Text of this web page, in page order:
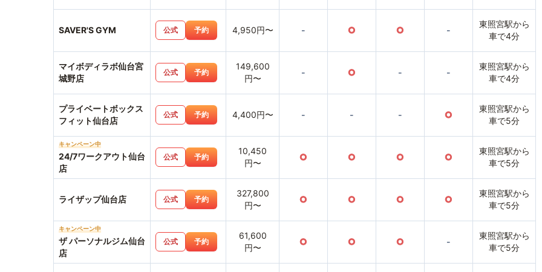
SAVER'S GYM 公式 予約 4,950円〜 - ○ ○ -
東照宮駅から
車で4分
マイボディラボ仙台宮
城野店
公式 予約
149,600
円〜
- ○ - -
東照宮駅から
車で4分
プライベートボックス
フィット仙台店
公式 予約 4,400円〜 - - - ○
東照宮駅から
車で5分
キャンペーン中
24/7ワークアウト仙台
店
公式 予約
10,450
円〜
○ ○ ○ ○
東照宮駅から
車で5分
ライザップ仙台店 公式 予約
327,800
円〜
○ ○ ○ ○
東照宮駅から
車で5分
キャンペーン中
ザ パーソナルジム仙台
店
公式 予約
61,600
円〜
○ ○ ○ -
東照宮駅から
車で5分